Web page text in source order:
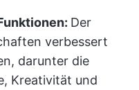
Der
verbessert
darunter die
Kreativität und